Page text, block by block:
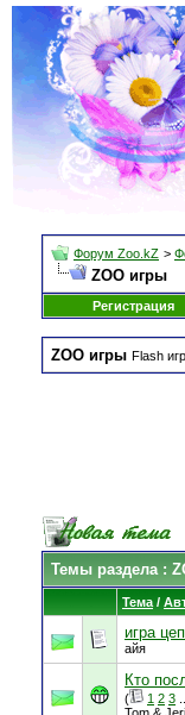
Форум Zoo.kZ >
ZOO игры
Регистрация
ZOO игры Flash
Темы раздела:
Тема /
игра
айя
Кто
( 1 2 3